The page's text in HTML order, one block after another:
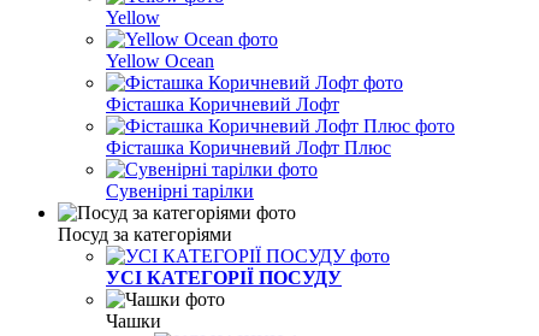
Yellow
Yellow Ocean
Фісташка Коричневий Лофт
Фісташка Коричневий Лофт Плюс
Сувенірні тарілки
Посуд за категоріями
УСІ КАТЕГОРІЇ ПОСУДУ
Чашки